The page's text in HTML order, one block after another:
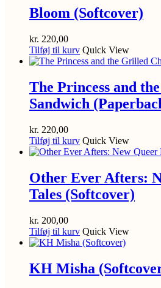
Bloom (Softcover)
kr. 220,00
Tilføj til kurv Quick View
The Princess and
Sandwich
kr. 220,00
Tilføj til kurv Quick View
Other Ever Afters:
Tales (Softcover)
kr. 200,00
Tilføj til kurv Quick View
KH Misha